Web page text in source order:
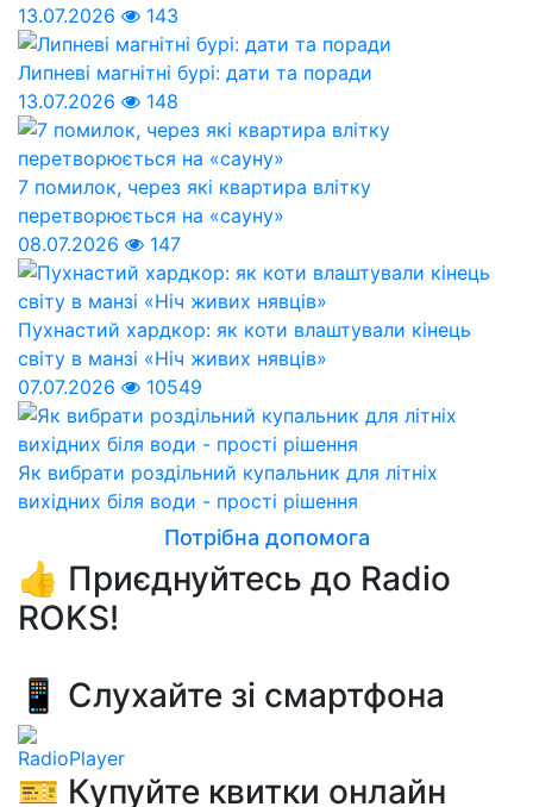
13.07.2026 143
Липневі магнітні бурі: дати та поради
13.07.2026
148
7 помилок, через які квартира влітку
перетворюється на «сауну»
08.07.2026
147
Пухнастий хардкор: як коти влаштували кінець
світу в манзі «Ніч живих нявців»
07.07.2026
10549
Як вибрати роздільний купальник для літніх
вихідних біля води - прості рішення
Потрібна допомога
👍 Приєднуйтесь до Radio
ROKS!
📱 Слухайте зі смартфона
RadioPlayer
🎫 Купуйте квитки онлайн